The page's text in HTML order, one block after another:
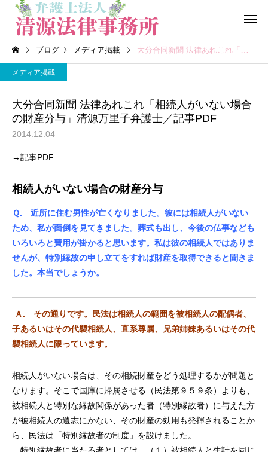
労働問題
ブログ メディア掲載 大分合同新聞 法律あれこれ「相続人がいない場合の財産分与」清源万里子弁護士／記事PDF
メディア掲載
大分合同新聞 法律あれこれ「相続人がいない場合
の財産分与」清源万里子弁護士／記事PDF
2014.12.04
→記事PDF
相続人がいない場合の財産分与
Ｑ. 近所に住む男性が亡くなりました。彼には相続人がいない
ため、私が面倒を見てきました。葬式も出し、今後の仏事なども
いろいろと費用が掛かると思います。私は彼の相続人ではありま
せんが、特別縁故の申し立てをすれば財産を取得できると聞きま
した。本当でしょうか。
Ａ. その通りです。民法は相続人の範囲を被相続人の配偶者、
子あるいはその代襲相続人、直系尊属、兄弟姉妹あるいはその代
襲相続人に限っています。
相続人がいない場合は、その相続財産をどう処理するかが問題と
なります。そこで国庫に帰属させる（民法第９５９条）よりも、
被相続人と特別な縁故関係があった者（特別縁故者）に与えた方
が被相続人の遺志にかない、その財産の効用も発揮されることか
ら、民法は「特別縁故者の制度」を設けました。